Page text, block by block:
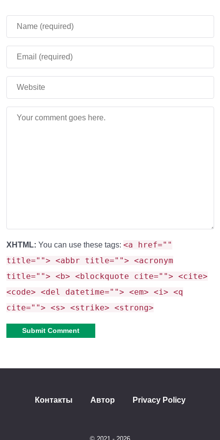
создаётбурлящий горячий источник. Через
несколько секундвода начинает пузыриться и
выделять ядовитые испарения. Это позволяет
строить природные ловушки или декоративные
элементы для бань и алхимических лабораторий.
Серные пещеры в Minecraft PE
XHTML: You can use these tags: <a href=""
title=""> <abbr title=""> <acronym
title=""> <b> <blockquote cite=""> <cite>
<code> <del datetime=""> <em> <i> <q
cite=""> <s> <strike> <strong>
Контакты Автор Privacy Policy